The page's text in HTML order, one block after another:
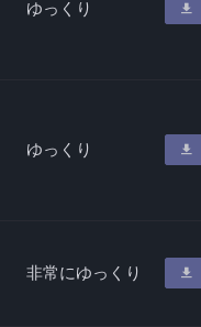
ゆっくり
ゆっくり
非常にゆっくり